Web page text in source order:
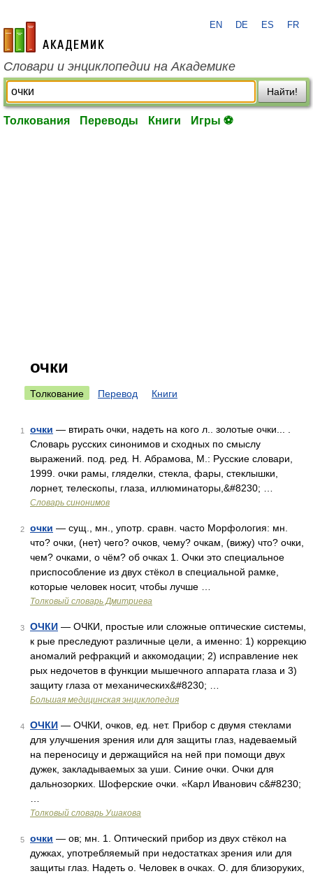
academic.ru
EN DE ES FR
Словари и энциклопедии на Академике
Найти!
Толкования Переводы Книги Игры ⚽
очки
Толкование Перевод Книги
1 очки — втирать очки, надеть на кого л.. золотые очки... .
Словарь русских синонимов и сходных по смыслу
выражений. под. ред. Н. Абрамова, М.: Русские словари,
1999. очки рамы, гляделки, стекла, фары, стеклышки,
лорнет, телескопы, глаза, иллюминаторы,&#8230; …
Словарь синонимов
2 очки — сущ., мн., употр. сравн. часто Морфология: мн.
что? очки, (нет) чего? очков, чему? очкам, (вижу) что? очки,
чем? очками, о чём? об очках 1. Очки это специальное
приспособление из двух стёкол в специальной рамке,
которые человек носит, чтобы лучше …
Толковый словарь Дмитриева
3 ОЧКИ — ОЧКИ, простые или сложные оптические системы,
к рые преследуют различные цели, а именно: 1) коррекцию
аномалий рефракций и аккомодации; 2) исправление нек
рых недочетов в функции мышечного аппарата глаза и 3)
защиту глаза от механических&#8230; …
Большая медицинская энциклопедия
4 ОЧКИ — ОЧКИ, очков, ед. нет. Прибор с двумя стеклами
для улучшения зрения или для защиты глаз, надеваемый
на переносицу и держащийся на ней при помощи двух
дужек, закладываемых за уши. Синие очки. Очки для
дальнозорких. Шоферские очки. «Карл Иванович с&#8230;
Толковый словарь Ушакова
5 очки — ов; мн. 1. Оптический прибор из двух стёкол на
дужках, употребляемый при недостатках зрения или для
защиты глаз. Надеть о. Человек в очках. О. для близоруких,